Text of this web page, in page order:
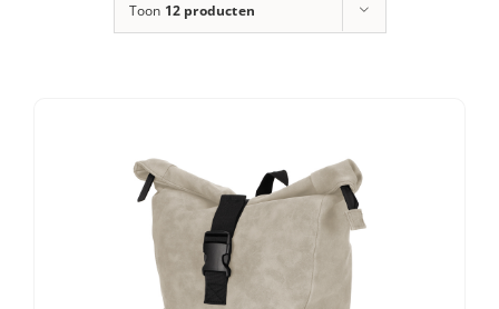
Toon 12 producten